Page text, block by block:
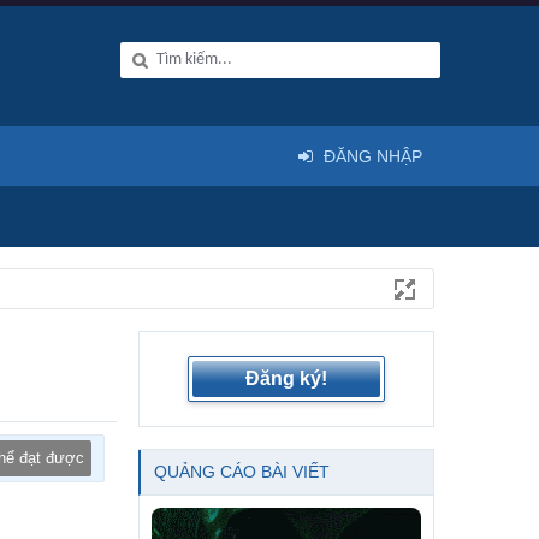
đạt được
Đăng ký!
QUẢNG CÁO BÀI VIẾT
ĐĂNG NHẬP